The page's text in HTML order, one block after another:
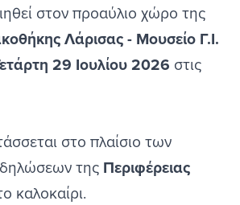
στον προαύλιο χώρο της
Λάρισας - Μουσείο Γ.Ι.
29 Ιουλίου 2026 στις
στο πλαίσιο των
της Περιφέρειας
καλοκαίρι.